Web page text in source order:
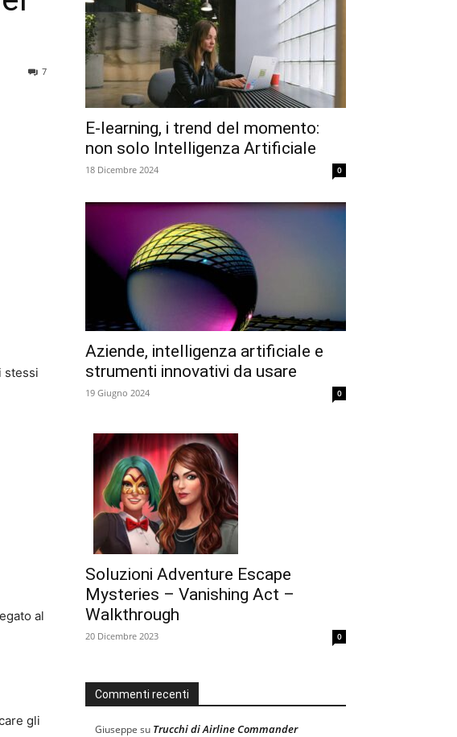
7
stessi
al
gli
E-learning, i trend del momento:
non solo Intelligenza Artificiale
18 Dicembre 2024 0
Aziende, intelligenza artificiale e
strumenti innovativi da usare
19 Giugno 2024 0
Soluzioni Adventure Escape
Mysteries – Vanishing Act –
Walkthrough
20 Dicembre 2023 0
Commenti recenti
Giuseppe su Trucchi di Airline Commander